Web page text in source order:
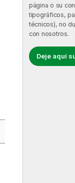
página o su
tipográficos,
técnicos), no
con nosotros.
Deje aquí